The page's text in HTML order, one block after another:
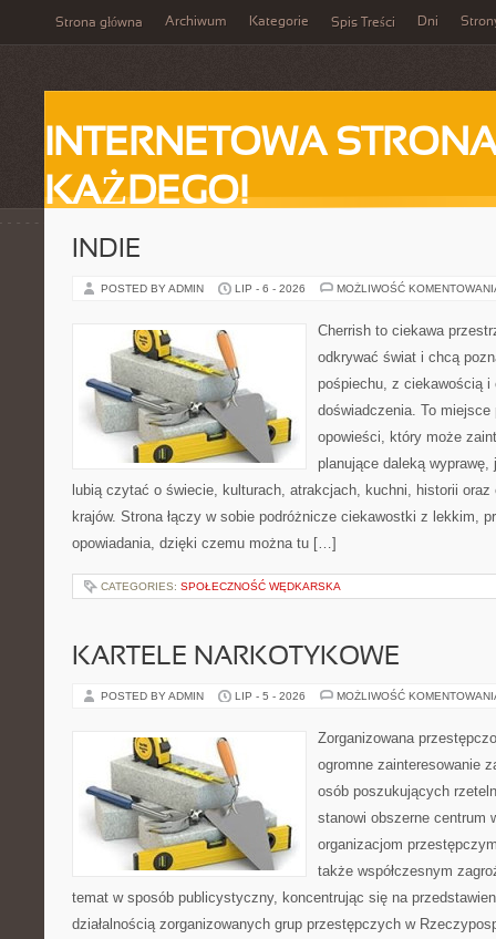
Strona główna Archiwum Kategorie Spis Treści Dni
INTERNETOWA
KAŻDEGO!
INDIE
POSTED BY ADMIN LIP - 6 - 2026 MOŻLIWOŚĆ
Cherrish to ciekawa
odkrywać świat i chcą
pośpiechu, z ciekawością i
doświadczenia. To miejsce
opowieści, który może
planujące daleką
lubią czytać o świecie, kulturach, atrakcjach, kuchni, historii
krajów. Strona łączy w sobie podróżnicze ciekawostki z lekkim,
opowiadania, dzięki czemu można tu […]
CATEGORIES: SPOŁECZNOŚĆ WĘDKARSKA
KARTELE NARKOTYKOWE
POSTED BY ADMIN LIP - 5 - 2026 MOŻLIWOŚĆ
Zorganizowana
ogromne zainteresowanie
osób poszukujących
stanowi obszerne centrum
organizacjom
także współczesnym
temat w sposób publicystyczny, koncentrując się na
działalnością zorganizowanych grup przestępczych w